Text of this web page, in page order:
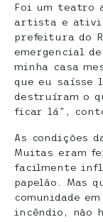
Foi um teatro
artista e
prefeitura do
emergencial
minha casa
que eu saísse
destruíram o
ficar lá”,
As condições
Muitas eram
facilmente
papelão. Mas
comunidade
incêndio, não